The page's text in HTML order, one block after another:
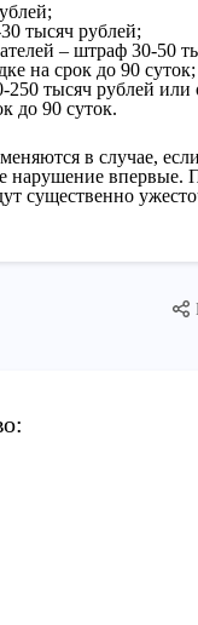
тысяч рублей;
– штраф 30-50
на срок до 90 суток;
тысяч рублей или
до 90 суток.
в случае,
нарушение
существенно